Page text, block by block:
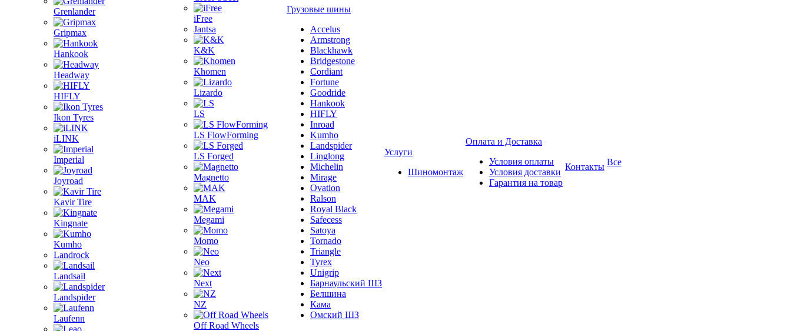
Grenlander
Gripmax
Hankook
Headway
HIFLY
Ikon Tyres
iLINK
Imperial
Joyroad
Kavir Tire
Kingnate
Kumho
Landrock
Landsail
Landspider
Laufenn
iFree
Jantsa
K&K
Khomen
Lizardo
LS
LS FlowForming
LS Forged
Magnetto
MAK
Megami
Momo
Neo
Next
NZ
Off Road Wheels
Грузовые шины
Accelus
Armstrong
Blackhawk
Bridgestone
Cordiant
Fortune
Goodride
Hankook
HIFLY
Inroad
Kumho
Landspider
Linglong
Michelin
Mirage
Ovation
Ralson
Royal Black
Safecess
Satoya
Tornado
Triangle
Tyrex
Unigrip
Барнаульский ШЗ
Белшина
Кама
Омский ШЗ
Услуги
Шиномонтаж
Оплата и Доставка
Условия оплаты
Условия доставки
Гарантия на товар
Контакты Все